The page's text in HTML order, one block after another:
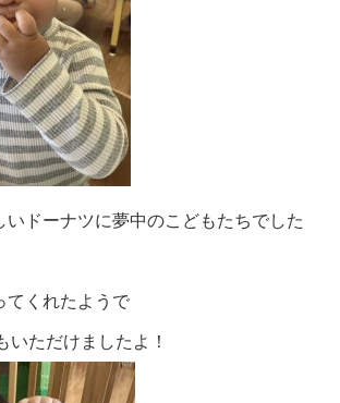
いドーナツに夢中のこどもたちでした
てくれたようで
いただけましたよ！